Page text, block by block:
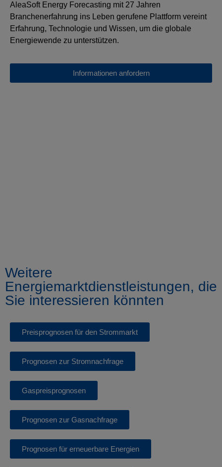
AleaSoft Energy Forecasting mit 27 Jahren
Branchenerfahrung ins Leben gerufene Plattform vereint
Erfahrung, Technologie und Wissen, um die globale
Energiewende zu unterstützen.
Informationen anfordern
Weitere
Energiemarktdienstleistungen, die
Sie interessieren könnten
Preisprognosen für den Strommarkt
Prognosen zur Stromnachfrage
Gaspreisprognosen
Prognosen zur Gasnachfrage
Prognosen für erneuerbare Energien